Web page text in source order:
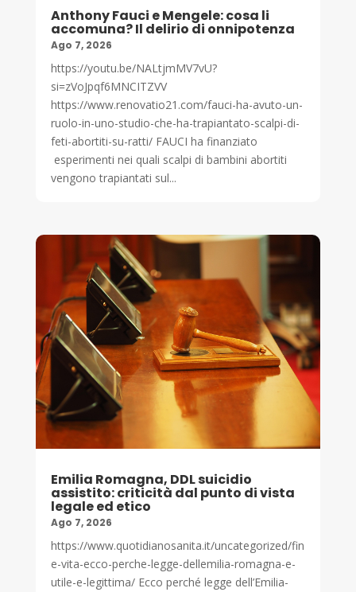
Anthony Fauci e Mengele: cosa li
accomuna? Il delirio di onnipotenza
Ago 7, 2026
https://youtu.be/NALtjmMV7vU?
si=zVoJpqf6MNCITZVV
https://www.renovatio21.com/fauci-ha-avuto-un-
ruolo-in-uno-studio-che-ha-trapiantato-scalpi-di-
feti-abortiti-su-ratti/ FAUCI ha finanziato
esperimenti nei quali scalpi di bambini abortiti
vengono trapiantati sul...
Emilia Romagna, DDL suicidio
assistito: criticità dal punto di vista
legale ed etico
Ago 7, 2026
https://www.quotidianosanita.it/uncategorized/fin
e-vita-ecco-perche-legge-dellemilia-romagna-e-
utile-e-legittima/ Ecco perché legge dell’Emilia-